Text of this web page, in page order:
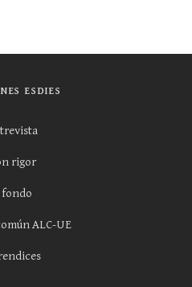
ESDIES
rigor
fondo
ALC-UE